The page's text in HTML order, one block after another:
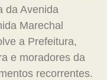
da Avenida
Marechal
a Prefeitura,
e moradores da
recorrentes.